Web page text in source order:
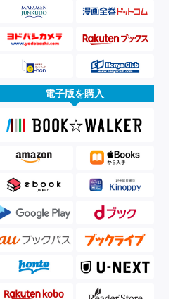
電子版を購入